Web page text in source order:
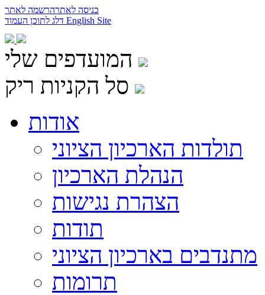
כניסה לאתרהרשמה לאתר
English Site
המועדפים שלי
סל הקניות ריק
אודות
תולדות הארכיון הציוני
הנהלת הארכיון
הצהרת נגישות
תודות
מתנדבים בארכיון הציוני
תרומות